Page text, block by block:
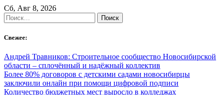
Skip
to
content
Сб, Авг 8, 2026
Найти:
Свежее:
Андрей Травников: Строительное сообщество Новосибирской
области – сплочённый и надёжный коллектив
Более 80% договоров с детскими садами новосибирцы
заключили онлайн при помощи цифровой подписи
Количество бюджетных мест выросло в колледжах